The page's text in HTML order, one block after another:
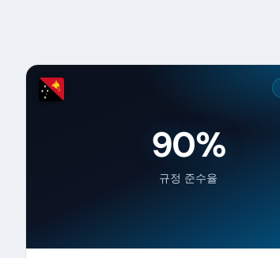
90%
규정 준수율